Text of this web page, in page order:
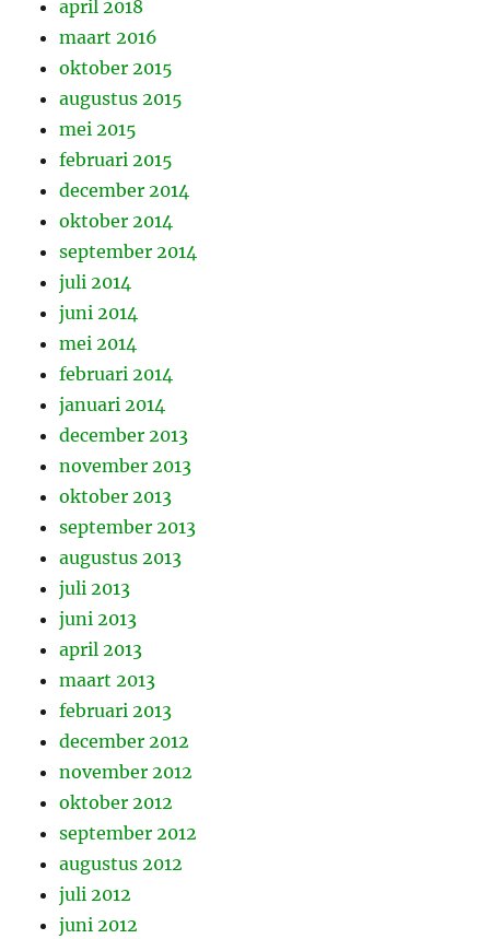
april 2018
maart 2016
oktober 2015
augustus 2015
mei 2015
februari 2015
december 2014
oktober 2014
september 2014
juli 2014
juni 2014
mei 2014
februari 2014
januari 2014
december 2013
november 2013
oktober 2013
september 2013
augustus 2013
juli 2013
juni 2013
april 2013
maart 2013
februari 2013
december 2012
november 2012
oktober 2012
september 2012
augustus 2012
juli 2012
juni 2012